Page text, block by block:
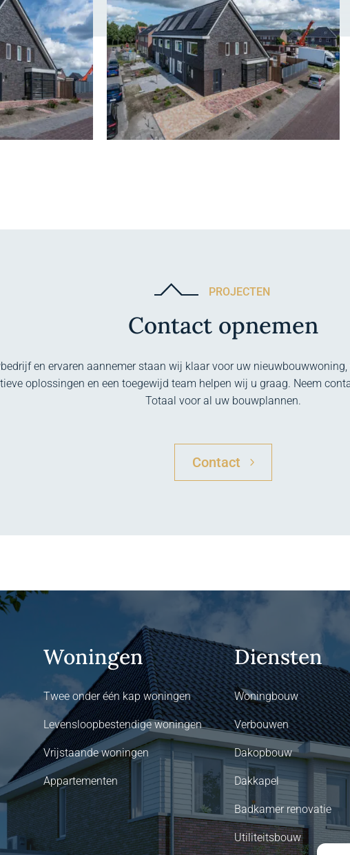
PROJECTEN
Contact opnemen
en ervaren aannemer staan wij klaar voor uw
oplossingen en een toegewijd team helpen wij u graag. Neem
Totaal voor al uw bouwplannen.
Contact
Woningen
Twee onder één kap woningen
Levensloopbestendige woningen
Vrijstaande woningen
Appartementen
Diensten
Woningbouw
Verbouwen
Dakopbouw
Dakkapel
Badkamer renovatie
Utiliteitsbouw